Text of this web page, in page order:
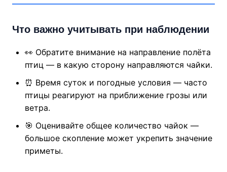
Что важно учитывать при наблюдении
👀 Обратите внимание на направление полёта
птиц — в какую сторону направляются чайки.
⏰ Время суток и погодные условия — часто
птицы реагируют на приближение грозы или
ветра.
🎯 Оценивайте общее количество чайок —
большое скопление может укрепить значение
приметы.